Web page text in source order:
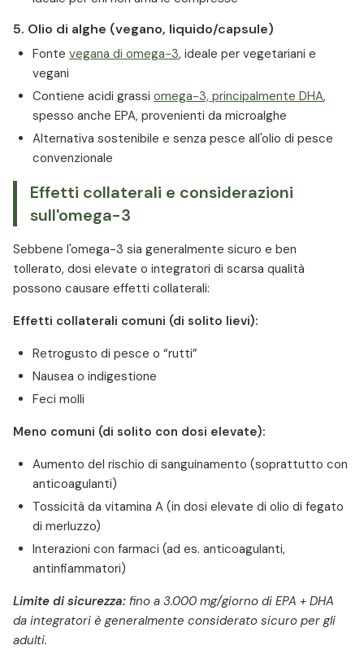
5. Olio di alghe (vegano, liquido/capsule)
Fonte vegana di omega-3, ideale per vegetariani e
vegani
Contiene acidi grassi omega-3, principalmente DHA,
spesso anche EPA, provenienti da microalghe
Alternativa sostenibile e senza pesce all'olio di pesce
convenzionale
Effetti collaterali e considerazioni
sull'omega-3
Sebbene l'omega-3 sia generalmente sicuro e ben
tollerato, dosi elevate o integratori di scarsa qualità
possono causare effetti collaterali:
Effetti collaterali comuni (di solito lievi):
Retrogusto di pesce o “rutti”
Nausea o indigestione
Feci molli
Meno comuni (di solito con dosi elevate):
Aumento del rischio di sanguinamento (soprattutto con
anticoagulanti)
Tossicità da vitamina A (in dosi elevate di olio di fegato
di merluzzo)
Interazioni con farmaci (ad es. anticoagulanti,
antinfiammatori)
Limite di sicurezza: fino a 3.000 mg/giorno di EPA + DHA
da integratori è generalmente considerato sicuro per gli
adulti.